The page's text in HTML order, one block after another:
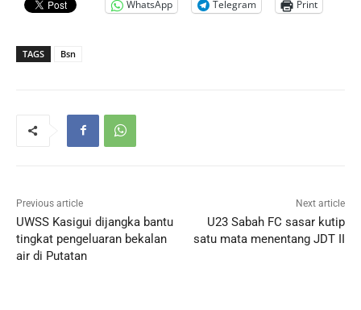
WhatsApp Telegram Print
TAGS Bsn
Previous article
UWSS Kasigui dijangka bantu
tingkat pengeluaran bekalan
air di Putatan
Next article
U23 Sabah FC sasar kutip
satu mata menentang JDT II